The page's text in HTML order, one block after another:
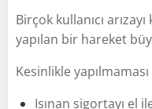
Birçok kullanıcı
yapılan bir hareket
Kesinlikle
Isınan sigortayı el